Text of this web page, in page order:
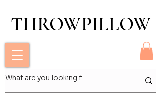
THROWPILLOW
THROWPILLOW